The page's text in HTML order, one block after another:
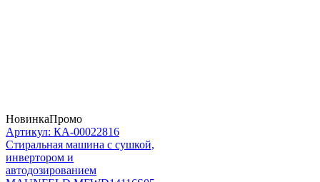
НовинкаПромо
Артикул: КА-00022816
Стиральная машина c сушкой,
инвертором и
автодозированием